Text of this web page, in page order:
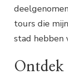
tours die
stad hebben
Ontdek